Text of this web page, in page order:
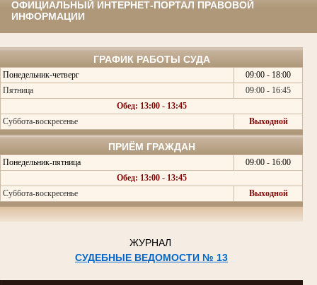
ОФИЦИАЛЬНЫЙ ИНТЕРНЕТ-ПОРТАЛ ПРАВОВОЙ
ИНФОРМАЦИИ
ГРАФИК РАБОТЫ СУДА
Понедельник-четверг
09:00 - 18:00
Пятница
09:00 - 16:45
Обед: 13:00 - 13:45
Суббота-воскресенье
Выходной
ПРИЁМ ГРАЖДАН
Понедельник-пятница
09:00 - 16:00
Обед: 13:00 - 13:45
Суббота-воскресенье
Выходной
ЖУРНАЛ
СУДЕБНЫЕ ВЕДОМОСТИ № 13